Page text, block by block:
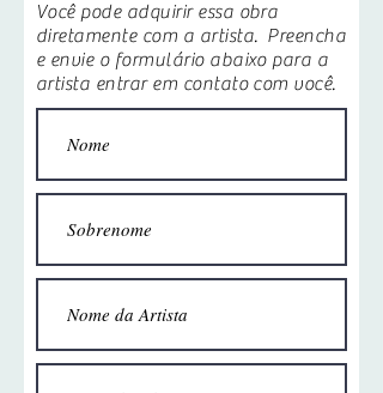
Disponível Print em A3 da Fotografia.
Frete não incluso.
Você pode adquirir essa obra
diretamente com a artista. Preencha
e envie o formulário abaixo para a
artista entrar em contato com você.